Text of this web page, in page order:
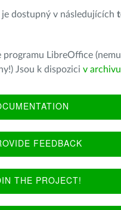
je dostupný v následujících
programu LibreOffice
Jsou k dispozici v archivu
FEEDBACK
THE PROJECT!